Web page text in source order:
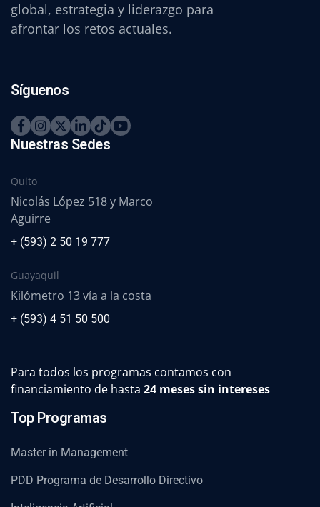
global, estrategia y liderazgo para
afrontar los retos actuales.
Síguenos
Nuestras Sedes
Quito
Nicolás López 518 y Marco
Aguirre
+ (593) 2 50 19 777
Guayaquil
Kilómetro 13 vía a la costa
+ (593) 4 51 50 500
Para todos los programas contamos con
financiamiento de hasta 24 meses sin intereses
Top Programas
Master in Management
PDD Programa de Desarrollo Directivo